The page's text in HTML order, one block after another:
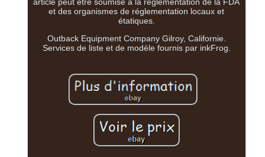
et des organismes de réglementation locaux et
étatiques.
Outback Equipment Company Gilroy, Californie.
Services de liste et de modèle fournis par inkFrog.